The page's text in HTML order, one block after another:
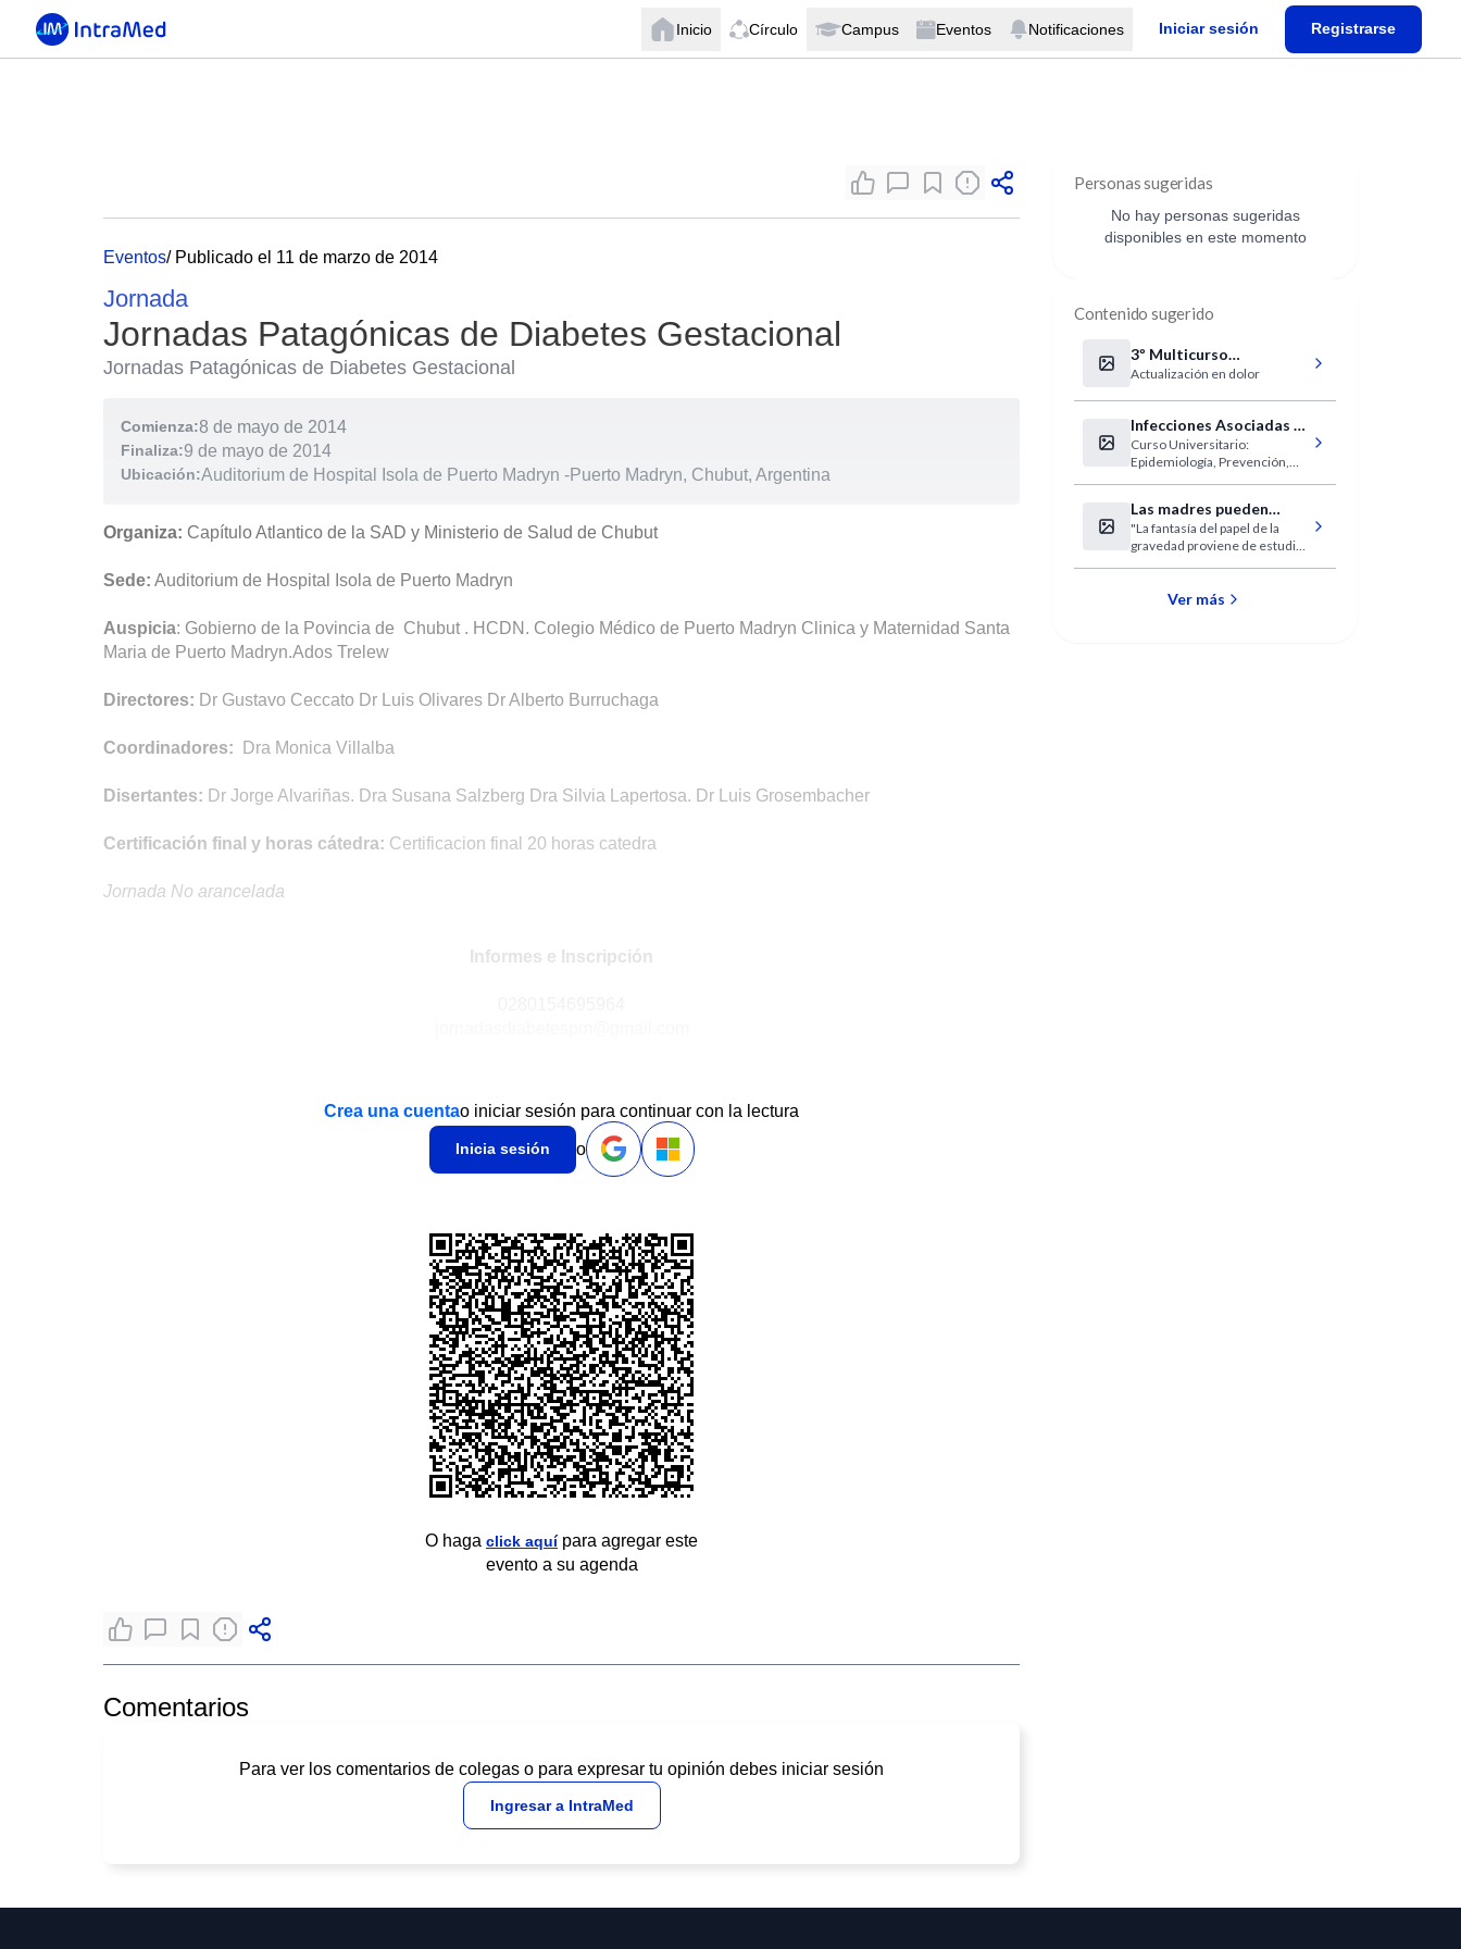
Inicio Círculo Campus Eventos Notificaciones Iniciar sesión Registrarse
Eventos/ Publicado el 11 de marzo de 2014
Jornada
Jornadas Patagónicas de Diabetes Gestacional
Jornadas Patagónicas de Diabetes Gestacional
Comienza:8 de mayo de 2014
Finaliza:9 de mayo de 2014
Ubicación:Auditorium de Hospital Isola de Puerto Madryn -Puerto Madryn, Chubut, Argentina
Organiza: Capítulo Atlantico de la SAD y Ministerio de Salud de Chubut
Sede: Auditorium de Hospital Isola de Puerto Madryn
Auspicia: Gobierno de la Povincia de Chubut . HCDN. Colegio Médico de Puerto Madryn Clinica y Maternidad Santa
Maria de Puerto Madryn.Ados Trelew
Directores: Dr Gustavo Ceccato Dr Luis Olivares Dr Alberto Burruchaga
Coordinadores: Dra Monica Villalba
Disertantes: Dr Jorge Alvariñas. Dra Susana Salzberg Dra Silvia Lapertosa. Dr Luis Grosembacher
Certificación final y horas cátedra: Certificacion final 20 horas catedra
Jornada No arancelada
Informes e Inscripción
Crea una cuentao iniciar sesión para continuar con la lectura
Inicia sesión o
O haga click aquípara agregar este
evento a su agenda
Comentarios
Para ver los comentarios de colegas o para expresar tu opinión debes iniciar sesión
Ingresar a IntraMed
Personas sugeridas
No hay personas sugeridas
disponibles en este momento
Contenido sugerido
3º Multicurso
Internacional de
Actualización en Dolor
Actualización en dolor
Infecciones Asociadas al
Cuidado de la Salud
Curso Universitario:
Epidemiología, Prevención,
Cuidado de la Salud
Las madres pueden
cargar al bebé antes del
corte del cordón
"La fantasía del papel de la
gravedad proviene de estudios
Ver más